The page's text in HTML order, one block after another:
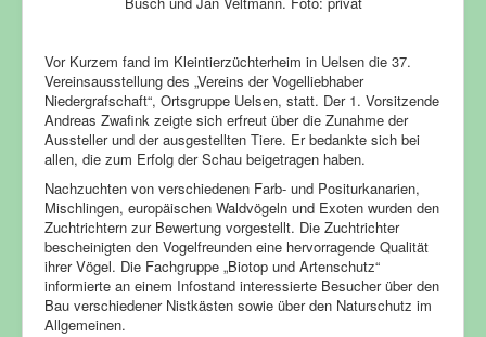
Vor Kurzem fand im Kleintierzüchterheim in Uelsen die 37.
Vereinsausstellung des „Vereins der Vogelliebhaber
Niedergrafschaft“, Ortsgruppe Uelsen, statt. Der 1. Vorsitzende
Andreas Zwafink zeigte sich erfreut über die Zunahme der
Aussteller und der ausgestellten Tiere. Er bedankte sich bei
allen, die zum Erfolg der Schau beigetragen haben.
Nachzuchten von verschiedenen Farb- und Positurkanarien,
Mischlingen, europäischen Waldvögeln und Exoten wurden den
Zuchtrichtern zur Bewertung vorgestellt. Die Zuchtrichter
bescheinigten den Vogelfreunden eine hervorragende Qualität
ihrer Vögel. Die Fachgruppe „Biotop und Artenschutz“
informierte an einem Infostand interessierte Besucher über den
Bau verschiedener Nistkästen sowie über den Naturschutz im
Allgemeinen.